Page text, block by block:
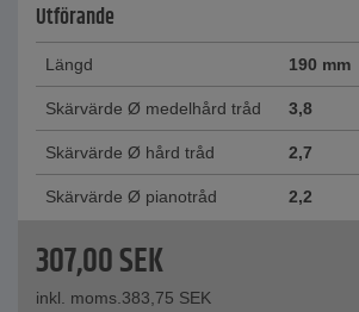
Utförande
Längd 190 mm
Skärvärde Ø medelhård tråd 3,8
Skärvärde Ø hård tråd 2,7
Skärvärde Ø pianotråd 2,2
307,00SEK
inkl. moms.383,75 SEK